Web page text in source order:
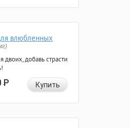
влюбленных
двоих, добавь страсти
Р Купить